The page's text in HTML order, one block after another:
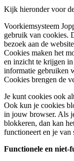
Kijk hieronder voor
Voorkiemsysteem
gebruik van cookies.
bezoek aan de
Cookies maken het
en inzicht te krijgen
informatie gebruiken
Cookies brengen de
Je kunt cookies ook
Ook kun je cookies
in jouw browser. Als
blokkeren, dan kan
functioneert en je van
Functionele en niet-